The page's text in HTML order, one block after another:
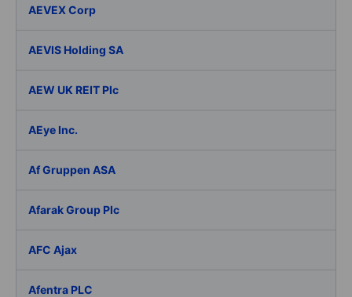
AEVEX Corp
AEVIS Holding SA
AEW UK REIT Plc
AEye Inc.
Af Gruppen ASA
Afarak Group Plc
AFC Ajax
Afentra PLC